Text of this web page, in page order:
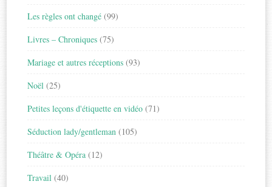
Les règles ont changé (99)
Livres – Chroniques (75)
Mariage et autres réceptions (93)
Noël (25)
Petites leçons d'étiquette en vidéo (71)
Séduction lady/gentleman (105)
Théâtre & Opéra (12)
Travail (40)